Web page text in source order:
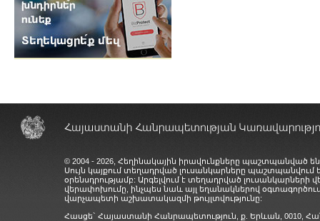
© 2004 - 2026, Հեղինակային իրավունքները պաշտպանված
Սույն կայքում տեղադրված լուսանկարները
օրենսդրությամբ: Արգելվում է տեղադրված
վերափոխումը, ինչպես նաև այլ եղանակներով
վարչապետի աշխատակազմի թույլտվությունը:
Հասցե` Հայաստանի Հանրապետություն, ք. Երևան, 0010,